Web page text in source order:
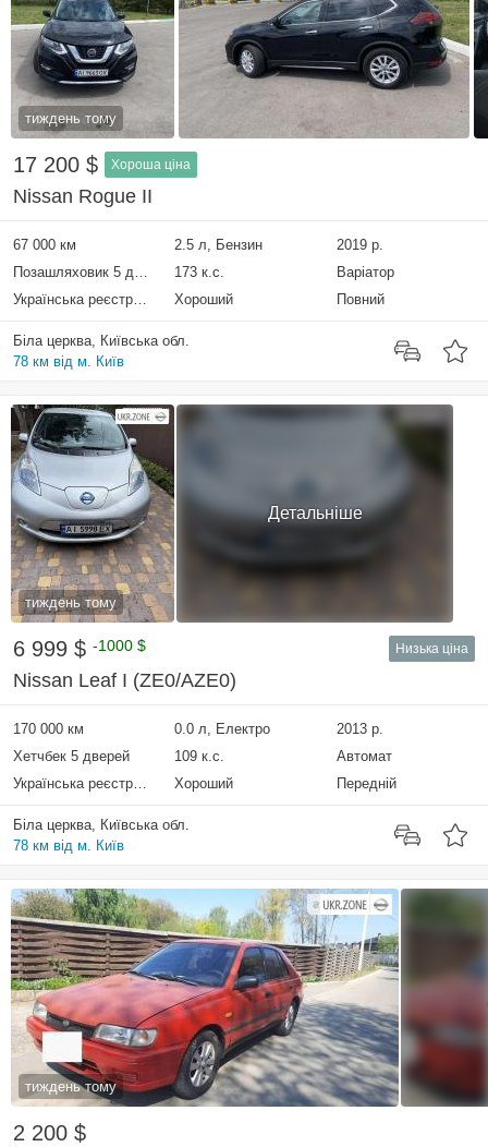
тиждень тому
17 200 $ Хороша ціна
Nissan Rogue II
67 000 км 2.5 л, Бензин
2019 р.
Позашляховик 5 дверей
173 к.с.
Варіатор
Українська реєстрація
Хороший Повний
Біла церква, Київська обл.
78 км від м. Київ
тиждень тому
Детальніше
6 999 $ -1000 $ Низька ціна
Nissan Leaf I (ZE0/AZE0)
170 000 км 0.0 л, Електро
2013 р.
Хетчбек 5 дверей
109 к.с.
Автомат
Українська реєстрація
Хороший Передній
Біла церква, Київська обл.
78 км від м. Київ
тиждень тому
2 200 $